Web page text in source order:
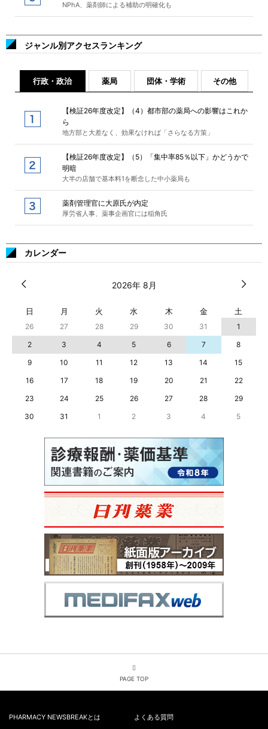
NPhA、薬剤師による補助の明確化も
ジャンル別アクセスランキング
行政・政治 薬局 団体・学術 その他
【検証26年度改定】（4）都市部の薬局への影響はこれか
ら
地方部と大差なく、効果なければ「さらなる方策」
【検証26年度改定】（5）「集中率85％以下」かどうかで
明暗
大半の店舗で基本料1を断念した中小薬局も
薬剤管理官に大原氏が内定
厚労省人事、薬事企画官には稲角氏
カレンダー
2026年 8月
日 月 火 水 木 金 土
26 27 28 29 30 31
1
2
3 4 5 6 7
8
9
10 11 12 13 14
15
16
17 18 19 20 21
22
23
24 25 26 27 28
29
30
31 1 2 3 4 5
PAGE TOP
PHARMACY NEWSBREAKとは
よくある質問